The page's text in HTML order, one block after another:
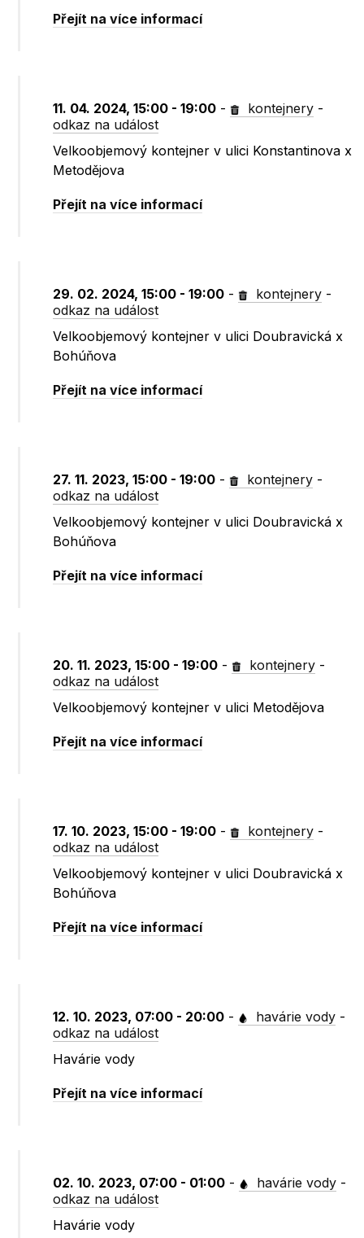
Přejít na více informací
11. 04. 2024, 15:00 - 19:00 - kontejnery -
odkaz na událost
Velkoobjemový kontejner v ulici Konstantinova x
Metodějova
Přejít na více informací
29. 02. 2024, 15:00 - 19:00 - kontejnery -
odkaz na událost
Velkoobjemový kontejner v ulici Doubravická x
Bohúňova
Přejít na více informací
27. 11. 2023, 15:00 - 19:00 - kontejnery -
odkaz na událost
Velkoobjemový kontejner v ulici Doubravická x
Bohúňova
Přejít na více informací
20. 11. 2023, 15:00 - 19:00 - kontejnery -
odkaz na událost
Velkoobjemový kontejner v ulici Metodějova
Přejít na více informací
17. 10. 2023, 15:00 - 19:00 - kontejnery -
odkaz na událost
Velkoobjemový kontejner v ulici Doubravická x
Bohúňova
Přejít na více informací
12. 10. 2023, 07:00 - 20:00 - havárie vody -
odkaz na událost
Havárie vody
Přejít na více informací
02. 10. 2023, 07:00 - 01:00 - havárie vody -
odkaz na událost
Havárie vody